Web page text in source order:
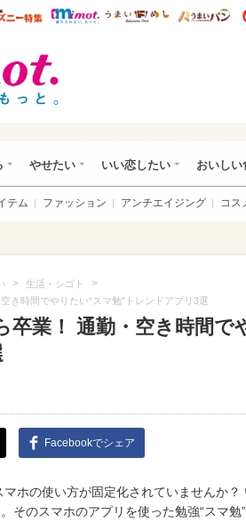
ママ* ウレぴあ総研 ディズニー特集
mimot. うまいめし
やせたい いい恋したい おいしい
テム ファッション アンチエイジング コス
> 生活・シゴト >
き時間でやりたい“スマ勉”トレンドアプリ3選
卒業！ 通勤・空き時間で
Facebookでシェア
ホの使い方が固定化されていませんか？
そのスマホのアプリを使った勉強“スマ